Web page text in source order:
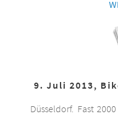
9. Juli 2013,
Düsseldorf. Fast